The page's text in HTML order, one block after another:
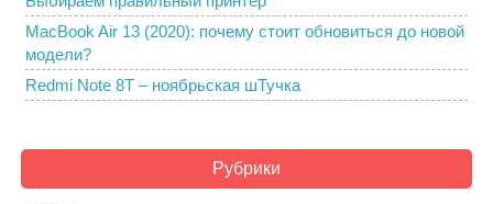
MacBook Air 13 (2020): почему стоит обновиться до новой
модели?
Redmi Note 8T – ноябрьская шТучка
Рубрики